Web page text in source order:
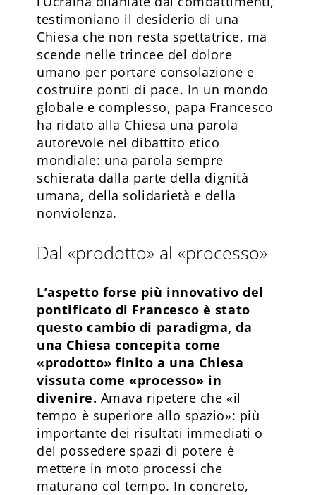
testimoniano il desiderio di una
Chiesa che non resta spettatrice, ma
scende nelle trincee del dolore
umano per portare consolazione e
costruire ponti di pace. In un mondo
globale e complesso, papa Francesco
ha ridato alla Chiesa una parola
autorevole nel dibattito etico
mondiale: una parola sempre
schierata dalla parte della dignità
umana, della solidarietà e della
nonviolenza.
Dal «prodotto» al «processo»
L’aspetto forse più innovativo del
pontificato di Francesco è stato
questo cambio di paradigma, da
una Chiesa concepita come
«prodotto» finito a una Chiesa
vissuta come «processo» in
divenire. Amava ripetere che «il
tempo è superiore allo spazio»: più
importante dei risultati immediati o
del possedere spazi di potere è
mettere in moto processi che
maturano col tempo. In concreto,